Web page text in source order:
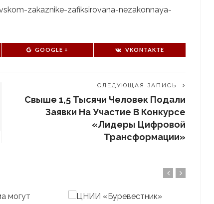
zakaznike-zafiksirovana-nezakonnaya-
GOOGLE + VKONTAKTE
СЛЕДУЮЩАЯ ЗАПИСЬ
Свыше 1,5 Тысячи Человек Подали
Заявки На Участие В Конкурсе
«Лидеры Цифровой
Трансформации»